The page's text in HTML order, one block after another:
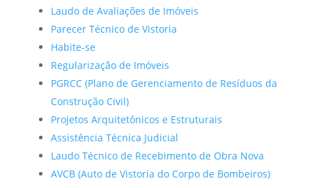
Laudo de Avaliações de Imóveis
Parecer Técnico de Vistoria
Habite-se
Regularização de Imóveis
PGRCC (Plano de Gerenciamento de Resíduos da
Construção Civil)
Projetos Arquitetônicos e Estruturais
Assistência Técnica Judicial
Laudo Técnico de Recebimento de Obra Nova
AVCB (Auto de Vistoria do Corpo de Bombeiros)